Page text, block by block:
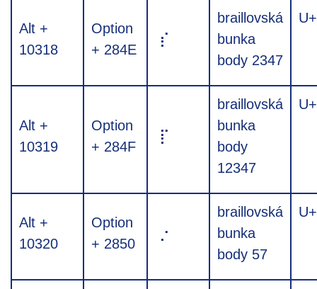
Alt +
10318
Option
+ 284E
⡎
braillovská
bunka
body 2347
Alt +
10319
Option
+ 284F
⡏
braillovská
bunka
body
12347
Alt +
10320
Option
+ 2850
⡐
braillovská
bunka
body 57